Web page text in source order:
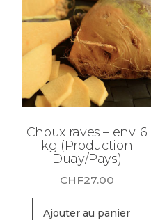
Choux raves – env. 6
kg (Production
Duay/Pays)
CHF27.00
Ajouter au panier